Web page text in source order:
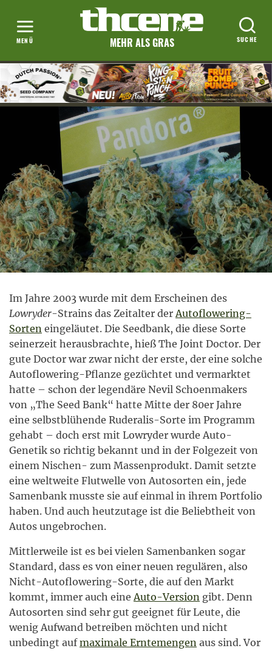
MEHR ALS GRAS
Im Jahre 2003 wurde mit dem Erscheinen des
Lowryder-Strains das Zeitalter derAutoflowering-
Sorten eingeläutet. Die Seedbank, die diese Sorte
seinerzeit herausbrachte, hieß The Joint Doctor. Der
gute Doctor war zwar nicht der erste, der eine solche
Autoflowering-Pflanze gezüchtet und vermarktet
hatte – schon der legendäre Nevil Schoenmakers
von „The Seed Bank“ hatte Mitte der 80er Jahre
eine selbstblühende Ruderalis-Sorte im Programm
gehabt – doch erst mit Lowryder wurde Auto-
Genetik so richtig bekannt und in der Folgezeit von
einem Nischen- zum Massenprodukt. Damit setzte
eine weltweite Flutwelle von Autosorten ein, jede
Samenbank musste sie auf einmal in ihrem Portfolio
haben. Und auch heutzutage ist die Beliebtheit von
Autos ungebrochen.
Mittlerweile ist es bei vielen Samenbanken sogar
Standard, dass es von einer neuen regulären, also
Nicht-Autoflowering-Sorte, die auf den Markt
kommt, immer auch eineAuto-Version gibt. Denn
Autosorten sind sehr gut geeignet für Leute, die
wenig Aufwand betreiben möchten und nicht
unbedingt aufmaximale Erntemengen aus sind. Vor